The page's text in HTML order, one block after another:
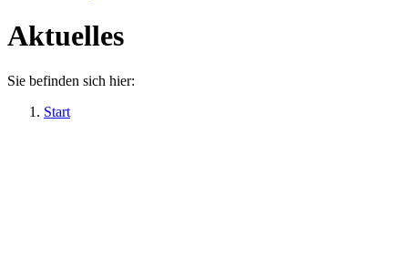
Aktuelles
Sie befinden sich hier:
Start